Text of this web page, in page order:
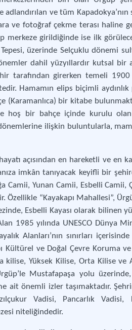
adlandırılan ve tüm
ve fotoğraf çekme terası
merkeze girildiğinde ise ilk
üzerinde Selçuklu dönemi
dahil yüzyıllardır kutsal bir
tarafından girerken temeli 1900
Hamamın elips biçimli
(Karamanlıca) bir kitabe
hoş bir bahçe içinde kurulu
ilişkin buluntularla,
açısından en hareketli ve
imkân tanıyacak keyifli bir
Camii, Yunan Camii, Esbelli Camii,
Özellikle “Kayakapı Mahallesi”,
Esbelli Kayası olarak bilinen
1985 yılında UNESCO Dünya
Alanları’nın sınırları
Kültürel ve Doğal Çevre Koruma
kilise, Yüksek Kilise, Orta Kilise
Mustafapaşa yolu
ait önemli izler taşımaktadır.
Vadisi, Pancarlık
niteliğindedir.